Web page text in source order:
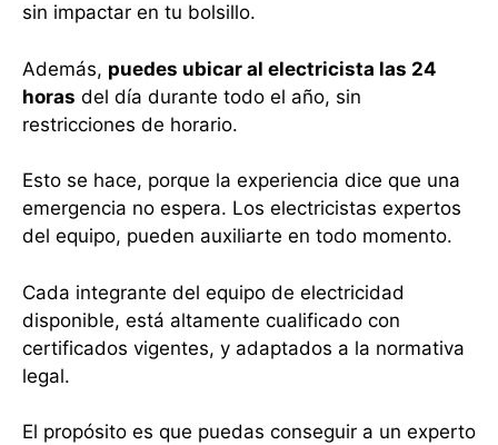
sin impactar en tu bolsillo.
Además, puedes ubicar al electricista las 24
horas del día durante todo el año, sin
restricciones de horario.
Esto se hace, porque la experiencia dice que una
emergencia no espera. Los electricistas expertos
del equipo, pueden auxiliarte en todo momento.
Cada integrante del equipo de electricidad
disponible, está altamente cualificado con
certificados vigentes, y adaptados a la normativa
legal.
El propósito es que puedas conseguir a un experto